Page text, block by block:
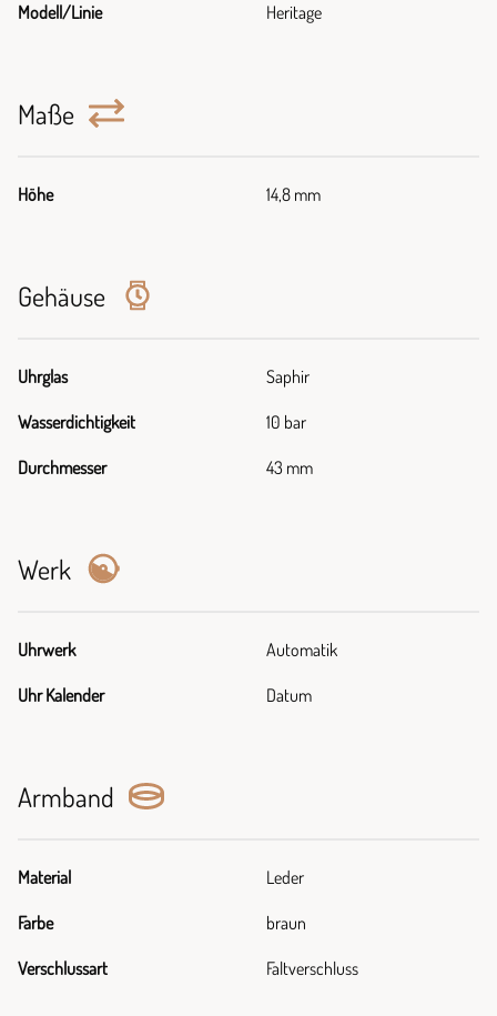
Modell/Linie Heritage
Maße
Höhe 14,8 mm
Gehäuse
Uhrglas Saphir
Wasserdichtigkeit 10 bar
Durchmesser 43 mm
Werk
Uhrwerk Automatik
Uhr Kalender Datum
Armband
Material Leder
Farbe braun
Verschlussart Faltverschluss